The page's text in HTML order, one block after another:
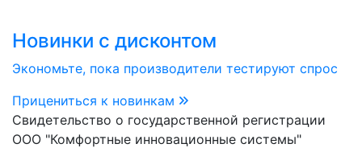
Новинки с дисконтом
Экономьте, пока производители тестируют спрос
Прицениться к новинкам
Свидетельство о государственной регистрации
ООО "Комфортные инновационные системы"